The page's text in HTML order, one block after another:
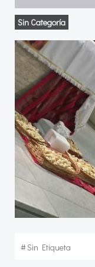
Sin Categoría
#Sin Etiqueta